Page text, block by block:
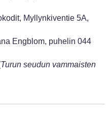
Myllynkiventie 5A,
Engblom, puhelin 044
Turun seudun vammaisten